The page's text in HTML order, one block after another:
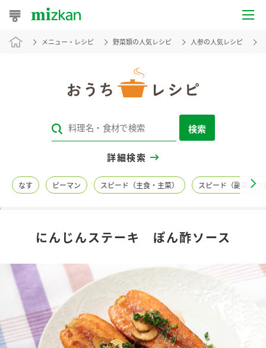
おうちレシピ
レシピカテゴリ一覧
レシピ名特集
商品情報
商品カテゴリ
酢 調味酢
新商品一覧
キャンペーン情報
メニュー・レシピ 野菜類の人気レシピ 人参の人気レシピ
検索
詳細検索
なす ピーマン スピード（主食・主菜） スピード（副菜・つ
にんじんステーキ ぽん酢ソース